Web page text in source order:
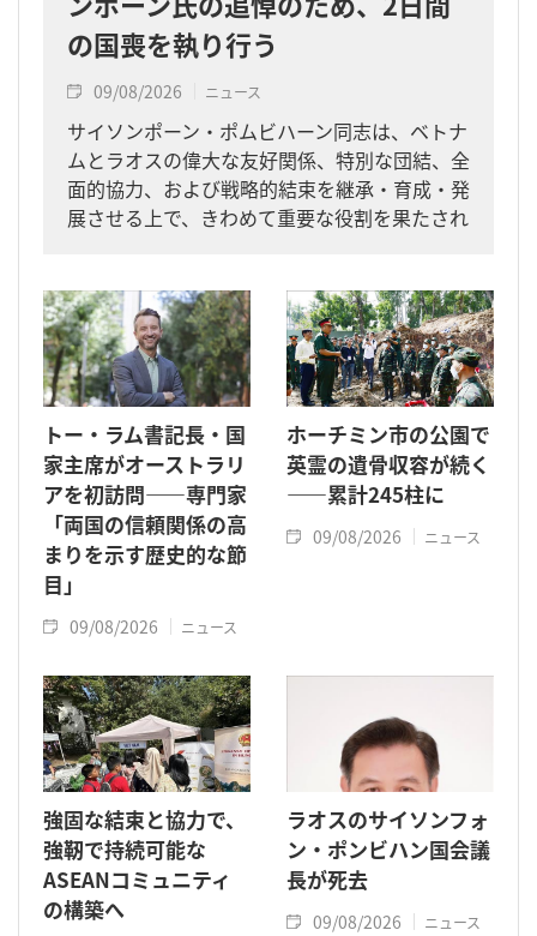
の国喪を執り行う
09/08/2026 ニュース
サイソンポーン・ポムビハーン同志は、ベトナ
ムとラオスの偉大な友好関係、特別な団結、全
面的協力、および戦略的結束を継承・育成・発
展させる上で、きわめて重要な役割を果たされ
トー・ラム書記長・国
家主席がオーストラリ
アを初訪問――専門家
「両国の信頼関係の高
まりを示す歴史的な節
目」
09/08/2026 ニュース
ホーチミン市の公園で
英霊の遺骨収容が続く
――累計245柱に
09/08/2026 ニュース
強固な結束と協力で、
強靭で持続可能な
ASEANコミュニティ
の構築へ
ラオスのサイソンフォ
ン・ポンビハン国会議
長が死去
09/08/2026 ニュース